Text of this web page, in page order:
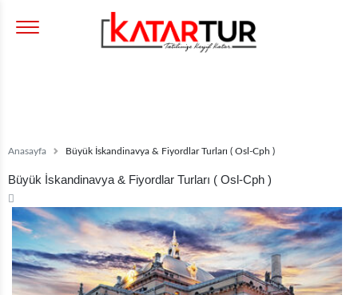
Anasayfa Büyük İskandinavya & Fiyordlar Turları ( Osl-Cph )
Büyük İskandinavya & Fiyordlar Turları ( Osl-Cph )